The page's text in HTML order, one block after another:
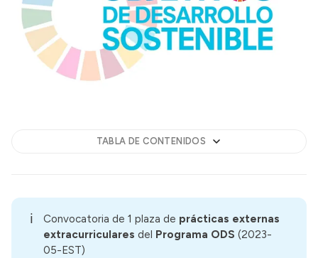
TABLA DE CONTENIDOS
ℹ️ Convocatoria de 1 plaza de prácticas externas
extracurriculares del Programa ODS (2023-
05-EST)